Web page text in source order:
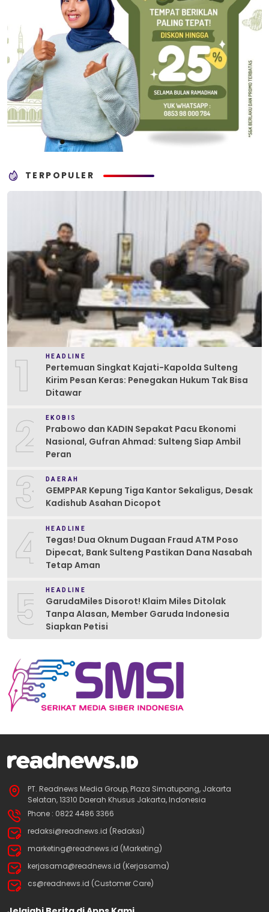
TERPOPULER
1 HEADLINE
Pertemuan Singkat Kajati-Kapolda Sulteng
Kirim Pesan Keras: Penegakan Hukum Tak Bisa
Ditawar
2 EKOBIS
Prabowo dan KADIN Sepakat Pacu Ekonomi
Nasional, Gufran Ahmad: Sulteng Siap Ambil
Peran
3 DAERAH
GEMPPAR Kepung Tiga Kantor Sekaligus, Desak
Kadishub Asahan Dicopot
4 HEADLINE
Tegas! Dua Oknum Dugaan Fraud ATM Poso
Dipecat, Bank Sulteng Pastikan Dana Nasabah
Tetap Aman
5 HEADLINE
GarudaMiles Disorot! Klaim Miles Ditolak
Tanpa Alasan, Member Garuda Indonesia
Siapkan Petisi
PT. Readnews Media Group, Plaza Simatupang, Jakarta
Selatan, 13310 Daerah Khusus Jakarta, Indonesia
Phone : 0822 4486 3366
redaksi@readnews.id (Redaksi)
marketing@readnews.id (Marketing)
kerjasama@readnews.id (Kerjasama)
cs@readnews.id (Customer Care)